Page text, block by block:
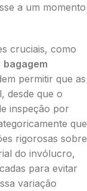
a um momento
cruciais, como
bagagem
permitir que as
desde que o
inspeção por
que
rigorosas sobre
do invólucro,
para evitar
variação